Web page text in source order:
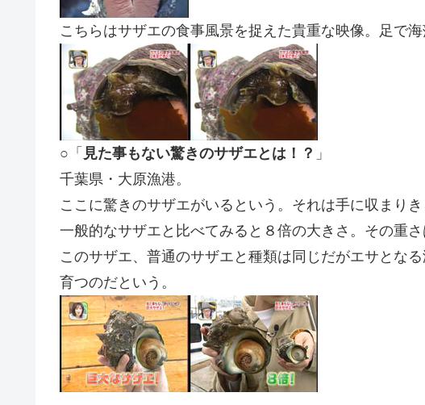
こちらはサザエの食事風景を捉えた貴重な映像。足で
○「 見た事もない驚きのサザエとは！？ 」
千葉県・大原漁港。
ここに驚きのサザエがいるという。それは手に収まりき
一般的なサザエと比べてみると８倍の大きさ。その重さ
このサザエ、普通のサザエと種類は同じだがエサとな
育つのだという。